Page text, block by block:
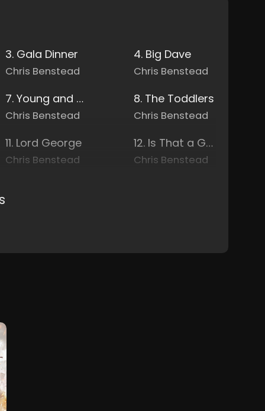
3. Gala Dinner
Chris Benstead
4. Big Dave
Chris Benstead
7. Young and Foolish Dragon
Chris Benstead
8. The Toddlers
Chris Benstead
11. Lord George
Chris Benstead
12. Is That a Gun?
Chris Benstead